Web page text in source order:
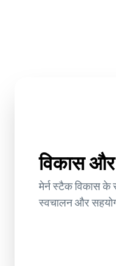
विकास
मेर्न स्टैक विकास के
स्वचालन और सहयोग